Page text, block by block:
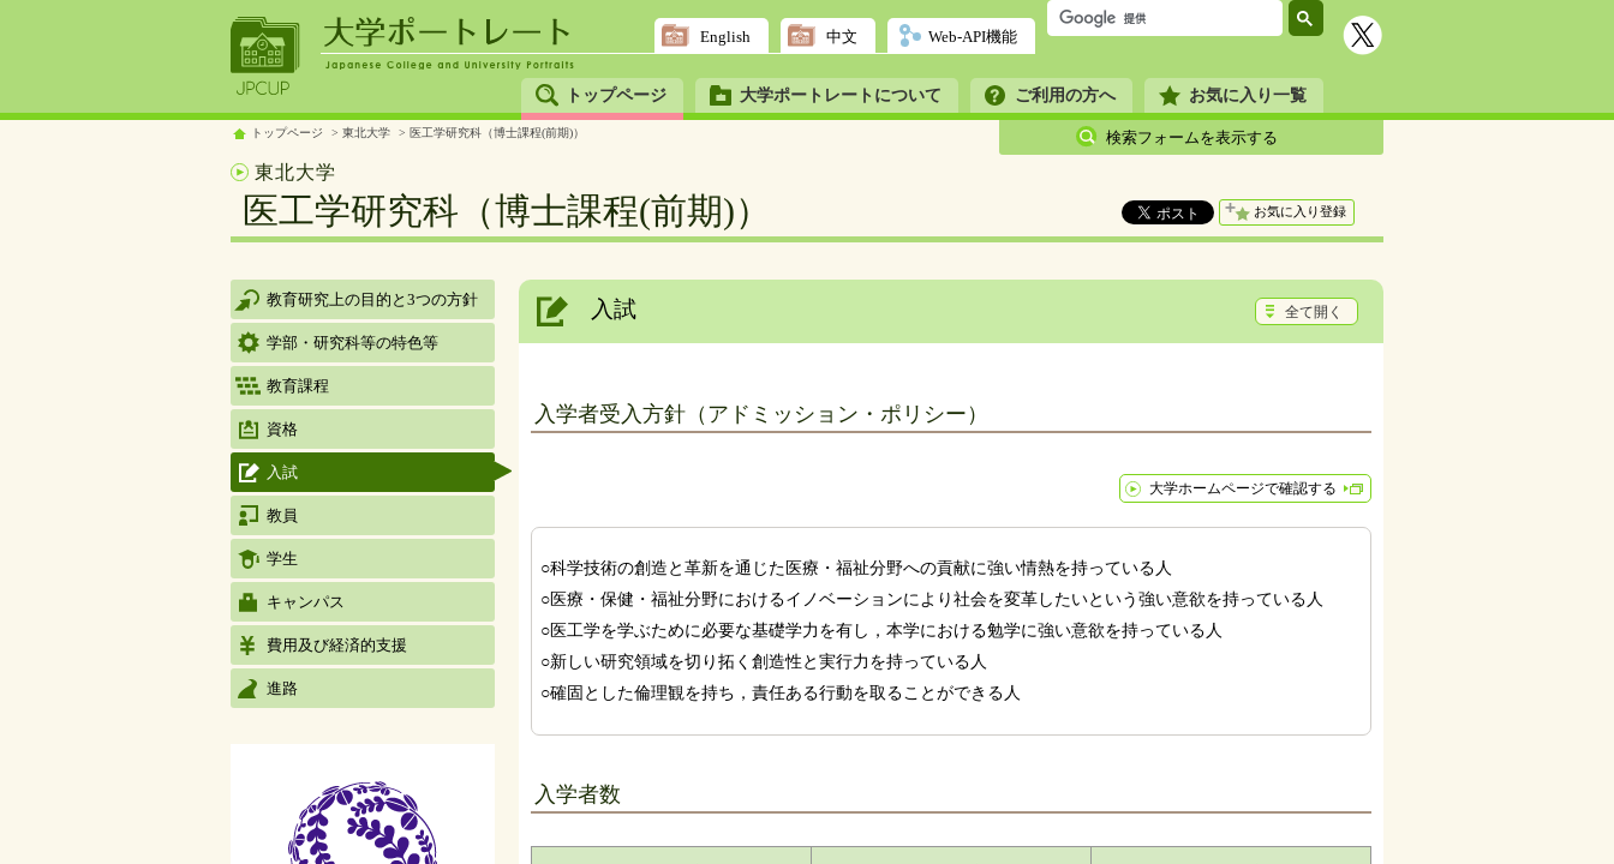
English 中文 Web-API機能
トップページ 大学ポートレートについて ご利用の方へ お気に入り一覧
トップページ 東北大学 医工学研究科（博士課程(前期)） 検索フォームを表示する
東北大学
医工学研究科（博士課程(前期)） お気に入り登録
教育研究上の目的と3つの方針
学部・研究科等の特色等
教育課程
資格
入試
教員
学生
キャンパス
費用及び経済的支援
進路
入試 全て開く
入学者受入方針（アドミッション・ポリシー）
大学ホームページで確認する
○科学技術の創造と革新を通じた医療・福祉分野への貢献に強い情熱を持っている人
○医療・保健・福祉分野におけるイノベーションにより社会を変革したいという強い意欲を持っている人
○医工学を学ぶために必要な基礎学力を有し，本学における勉学に強い意欲を持っている人
○新しい研究領域を切り拓く創造性と実行力を持っている人
○確固とした倫理観を持ち，責任ある行動を取ることができる人
入学者数